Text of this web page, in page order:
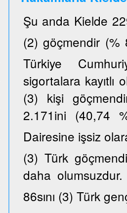
Şu anda Kielde
(2) göçmendir (%
Türkiye
sigortalara
(3) kişi
2.171ini (40,74
Dairesine işsiz
(3) Türk
daha
86sını (3) Türk